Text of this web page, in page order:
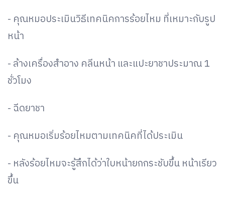
- คุณหมอประเมินวิธีเทคนิคการร้อยไหม ที่เหมาะกับรูป
หน้า
- ล้างเครื่องสำอาง คลีนหน้า และแปะยาชาประมาณ 1
ชั่วโมง
- ฉีดยาชา
- คุณหมอเริ่มร้อยไหมตามเทคนิคที่ได้ประเมิน
- หลังร้อยไหมจะรู้สึกได้ว่าใบหน้ายกกระชับขึ้น หน้าเรียว
ขึ้น